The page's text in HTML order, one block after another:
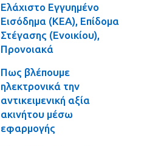
Ελάχιστο Εγγυημένο
Εισόδημα (ΚΕΑ), Επίδομα
Στέγασης (Ενοικίου),
Προνοιακά
Πως βλέπουμε
ηλεκτρονικά την
αντικειμενική αξία
ακινήτου μέσω
εφαρμογής